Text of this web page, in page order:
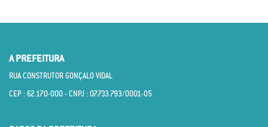
A PREFEITURA
RUA CONSTRUTOR GONÇALO VIDAL
CEP : 62.170­-000 - CNPJ : 07.733.793/0001­-05